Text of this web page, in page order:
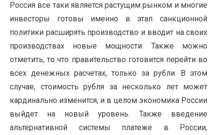
Россия все таки яв­ляется растущим рынком и многие
инвесторы готовы именно в этап санкцион­ной
политики расширять производство и вводит на своих
производствах новые мощности. Также можно
отметить, то что правительство готовится перейти во
всех денежных расчетах, только за рубли. В этом
случае, стоимость рубля за несколько лет может
кардинально изменится, и в целом экономика России
вый­дет на новый уровень. Также введение
альтернативной системы платеже в Рос­сии,